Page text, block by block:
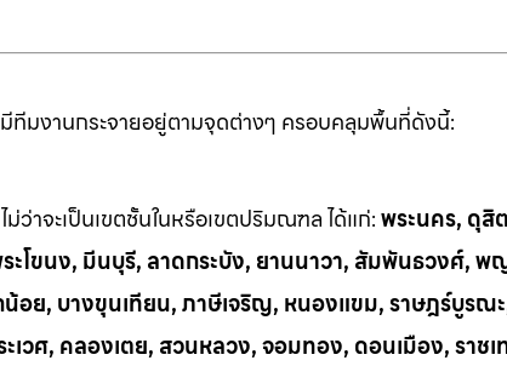
มีทีมงานกระจายอยู่ตามจุดต่างๆ ครอบคลุมพื้นที่ดังนี้:
ไม่ว่าจะเป็นเขตชั้นในหรือเขตปริมณฑล ได้แก่:พระนคร, ดุสิ
โขนง, มีนบุรี, ลาดกระบัง, ยานนาวา, สัมพันธวงศ์,
อย, บางขุนเทียน, ภาษีเจริญ, หนองแขม, ราษฎร์บูร
เวศ, คลองเตย, สวนหลวง, จอมทอง, ดอนเมือง, ราช